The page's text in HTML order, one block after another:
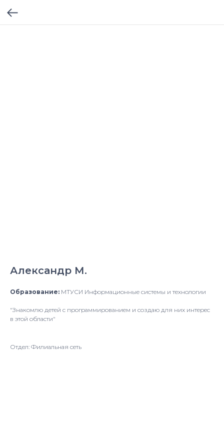
Александр М.
Образование: МТУСИ Информационные системы и технологии
"Знакомлю детей с программированием и создаю для них интерес
в этой области"
Отдел: Филиальная сеть